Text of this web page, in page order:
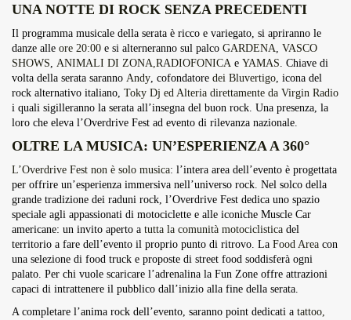
UNA NOTTE DI ROCK SENZA PRECEDENTI
Il programma musicale della serata è ricco e variegato, si apriranno le
danze alle ore 20:00 e si alterneranno sul palco GARDENA, VASCO
SHOWS, ANIMALI DI ZONA,RADIOFONICA e YAMAS. Chiave di
volta della serata saranno Andy, cofondatore dei Bluvertigo, icona del
rock alternativo italiano, Toky Dj ed Alteria direttamente da Virgin Radio
i quali sigilleranno la serata all’insegna del buon rock. Una presenza, la
loro che eleva l’Overdrive Fest ad evento di rilevanza nazionale.
OLTRE LA MUSICA: UN’ESPERIENZA A 360°
L’Overdrive Fest non è solo musica: l’intera area dell’evento è progettata
per offrire un’esperienza immersiva nell’universo rock. Nel solco della
grande tradizione dei raduni rock, l’Overdrive Fest dedica uno spazio
speciale agli appassionati di motociclette e alle iconiche Muscle Car
americane: un invito aperto a tutta la comunità motociclistica del
territorio a fare dell’evento il proprio punto di ritrovo. La Food Area con
una selezione di food truck e proposte di street food soddisferà ogni
palato. Per chi vuole scaricare l’adrenalina la Fun Zone offre attrazioni
capaci di intrattenere il pubblico dall’inizio alla fine della serata.
A completare l’anima rock dell’evento, saranno point dedicati a tattoo,